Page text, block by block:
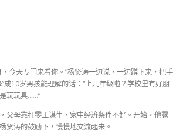
今天专门来看你。”杨贤涛一边说，一边蹲下来，把手
成10岁男孩能理解的话：“上几年级啦？学校里有好朋
玩玩具……”
父母靠打零工谋生，家中经济条件不好。开始，他露
贤涛的鼓励下，慢慢地交流起来。